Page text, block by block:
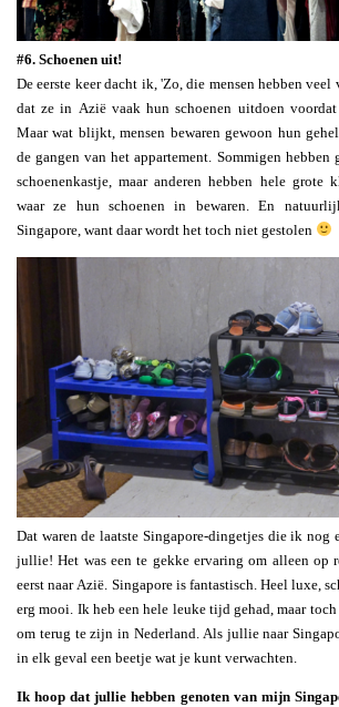
#6. Schoenen uit!
De eerste keer dacht ik, 'Zo, die mensen hebben
dat ze in Azië vaak hun schoenen uitdoen
Maar wat blijkt, mensen bewaren gewoon hun
de gangen van het appartement. Sommigen hebben
schoenenkastje, maar anderen hebben hele grote
waar ze hun schoenen in bewaren. En
Singapore, want daar wordt het toch niet gestolen
Dat waren de laatste Singapore-dingetjes die ik nog
jullie! Het was een te gekke ervaring om alleen op
eerst naar Azië. Singapore is fantastisch. Heel luxe,
erg mooi. Ik heb een hele leuke tijd gehad, maar
om terug te zijn in Nederland. Als jullie naar
in elk geval een beetje wat je kunt verwachten.
Ik hoop dat jullie hebben genoten van mijn